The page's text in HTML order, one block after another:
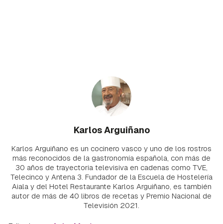
Karlos Arguiñano
Karlos Arguiñano es un cocinero vasco y uno de los rostros
más reconocidos de la gastronomía española, con más de
30 años de trayectoria televisiva en cadenas como TVE,
Telecinco y Antena 3. Fundador de la Escuela de Hostelería
Aiala y del Hotel Restaurante Karlos Arguiñano, es también
autor de más de 40 libros de recetas y Premio Nacional de
Televisión 2021.